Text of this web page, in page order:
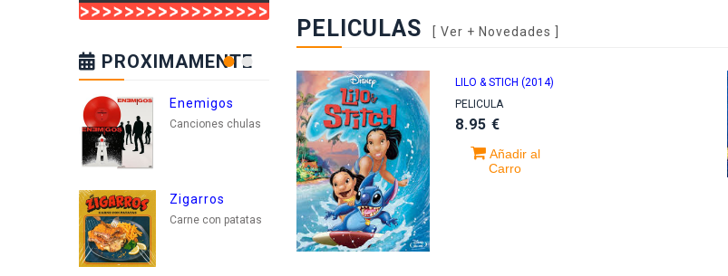
PROXIMAMENTE
Enemigos
Canciones chulas
Zigarros
Carne con patatas
Kasabian
Act III
Europe
Come This
Madness
PELICULAS Ver + Novedades
LILO & STICH (2014)
PELICULA
8.95 €
Añadir al
Carro